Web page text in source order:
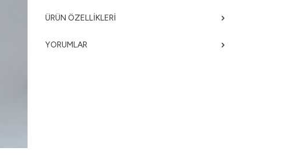
ÜRÜN ÖZELLIKLERI
YORUMLAR